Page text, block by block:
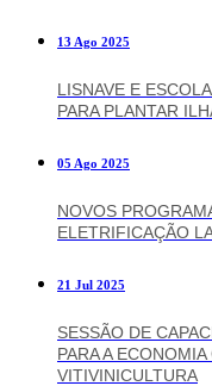
13 Ago 2025
LISNAVE E
PARA PLANTAR
05 Ago 2025
NOVOS
ELETRIFICAÇÃO
21 Jul 2025
SESSÃO DE
PARA A
VITIVINICULTURA